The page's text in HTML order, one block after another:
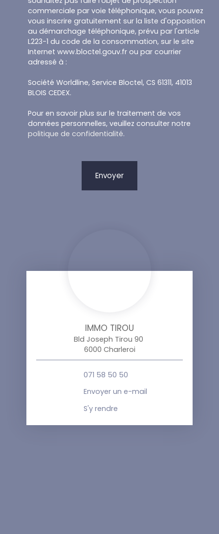
commerciale par voie téléphonique, vous pouvez
vous inscrire gratuitement sur la liste d'opposition
au démarchage téléphonique, prévu par l'article
L223-1 du code de la consommation, sur le site
Internet www.bloctel.gouv.fr ou par courrier
adressé à :
Société Worldline, Service Bloctel, CS 61311, 41013
BLOIS CEDEX.
Pour en savoir plus sur le traitement de vos
données personnelles, veuillez consulter notre
politique de confidentialité.
Envoyer
IMMO TIROU
Bld Joseph Tirou 90
6000 Charleroi
071 58 50 50
Envoyer un e-mail
S'y rendre